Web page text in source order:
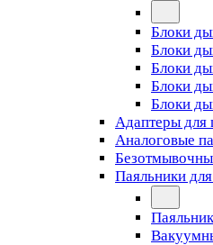
Блоки
Блоки
Блоки
Блоки
Блоки
Адаптеры для
Аналоговые
Паяльники